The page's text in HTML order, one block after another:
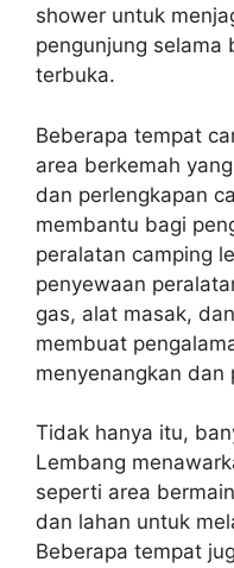
shower untuk
pengunjung selama
terbuka.
Beberapa tempat
area berkemah
dan perlengkapan
membantu bagi
peralatan camping
penyewaan
gas, alat masak,
membuat
menyenangkan dan
Tidak hanya itu,
Lembang
seperti area
dan lahan untuk
Beberapa tempat